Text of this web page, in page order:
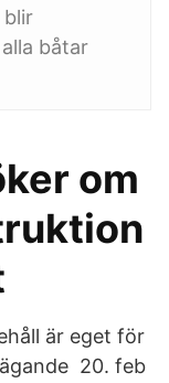
blir
båtar
om
är eget för
20. feb